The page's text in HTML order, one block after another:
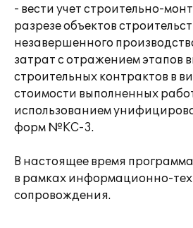
- вести учет строительно-
разрезе объектов
незавершенного
затрат с отражением этапов
строительных контрактов в
стоимости выполненных
использованием
форм №КС-3.
В настоящее время
в рамках информационно-
сопровождения.